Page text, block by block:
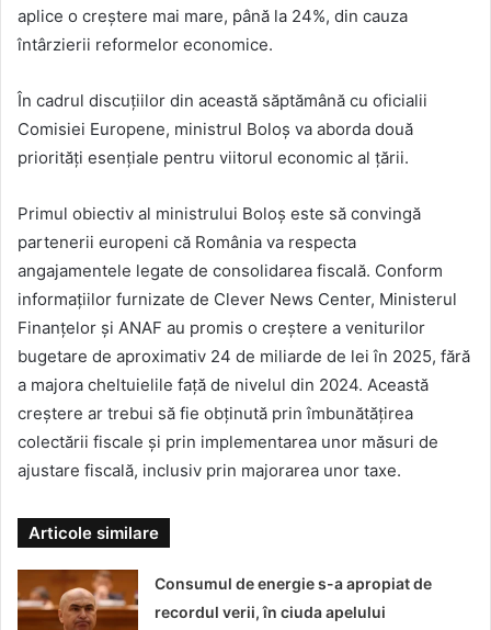
aplice o creștere mai mare, până la 24%, din cauza
întârzierii reformelor economice.
În cadrul discuțiilor din această săptămână cu oficialii
Comisiei Europene, ministrul Boloș va aborda două
priorități esențiale pentru viitorul economic al țării.
Primul obiectiv al ministrului Boloș este să convingă
partenerii europeni că România va respecta
angajamentele legate de consolidarea fiscală. Conform
informațiilor furnizate de Clever News Center, Ministerul
Finanțelor și ANAF au promis o creștere a veniturilor
bugetare de aproximativ 24 de miliarde de lei în 2025, fără
a majora cheltuielile față de nivelul din 2024. Această
creștere ar trebui să fie obținută prin îmbunătățirea
colectării fiscale și prin implementarea unor măsuri de
ajustare fiscală, inclusiv prin majorarea unor taxe.
Articole similare
Consumul de energie s-a apropiat de
recordul verii, în ciuda apelului